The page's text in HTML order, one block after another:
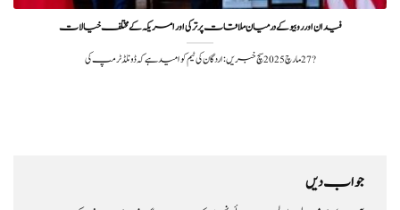
فیدان اور روبیو کے درمیان ملاقات پر ترکی اور امریکہ کے مختلف خیالات
?️ 27 مارچ 2025سچ خبریں: اردگان کی ٹیم کو امید ہے کہ ڈونلڈ ٹرمپ کی
جواب دیں